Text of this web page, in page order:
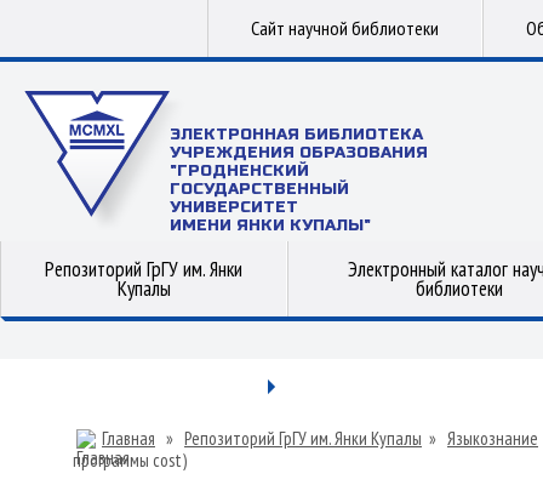
Сайт научной библиотеки
ЭЛЕКТРОННАЯ БИБЛИОТЕКА
УЧРЕЖДЕНИЯ ОБРАЗОВАНИЯ
"ГРОДНЕНСКИЙ
ГОСУДАРСТВЕННЫЙ
УНИВЕРСИТЕТ
ИМЕНИ ЯНКИ КУПАЛЫ"
Репозиторий ГрГУ им. Янки
Купалы
Электронный каталог
библиотеки
Главная » Репозиторий ГрГУ им. Янки Купалы » Языкознание
программы cost)